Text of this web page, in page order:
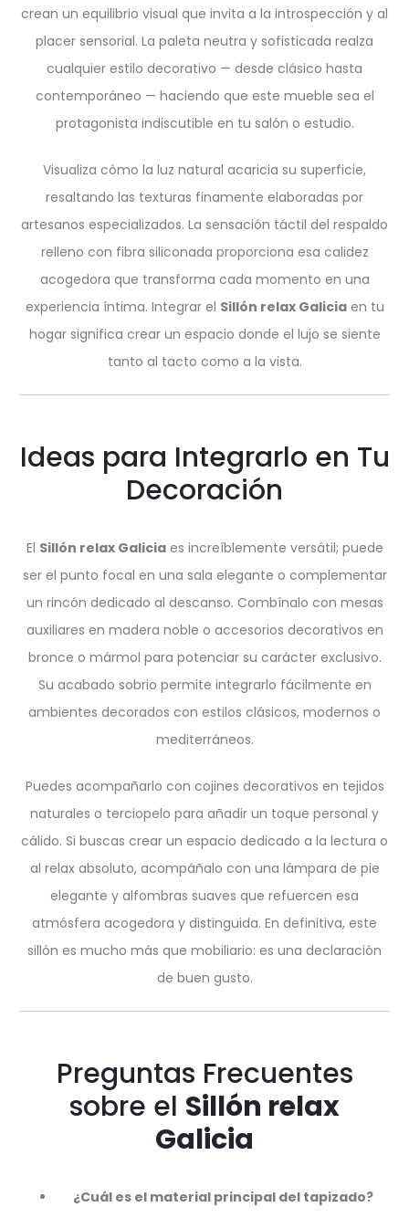
crean un equilibrio visual que invita a la introspección y al
placer sensorial. La paleta neutra y sofisticada realza
cualquier estilo decorativo — desde clásico hasta
contemporáneo — haciendo que este mueble sea el
protagonista indiscutible en tu salón o estudio.
Visualiza cómo la luz natural acaricia su superficie,
resaltando las texturas finamente elaboradas por
artesanos especializados. La sensación táctil del respaldo
relleno con fibra siliconada proporciona esa calidez
acogedora que transforma cada momento en una
experiencia íntima. Integrar el Sillón relax Galiciaen tu
hogar significa crear un espacio donde el lujo se siente
tanto al tacto como a la vista.
Ideas para Integrarlo en Tu
Decoración
El Sillón relax Galiciaes increíblemente versátil; puede
ser el punto focal en una sala elegante o complementar
un rincón dedicado al descanso. Combínalo con mesas
auxiliares en madera noble o accesorios decorativos en
bronce o mármol para potenciar su carácter exclusivo.
Su acabado sobrio permite integrarlo fácilmente en
ambientes decorados con estilos clásicos, modernos o
mediterráneos.
Puedes acompañarlo con cojines decorativos en tejidos
naturales o terciopelo para añadir un toque personal y
cálido. Si buscas crear un espacio dedicado a la lectura o
al relax absoluto, acompáñalo con una lámpara de pie
elegante y alfombras suaves que refuercen esa
atmósfera acogedora y distinguida. En definitiva, este
sillón es mucho más que mobiliario: es una declaración
de buen gusto.
Preguntas Frecuentes
sobre el Sillón relax
Galicia
¿Cuál es el material principal del tapizado?